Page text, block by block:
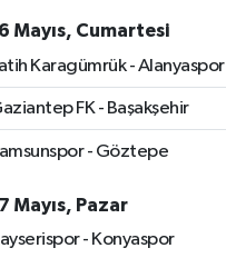
Mayıs, Cumartesi
Karagümrük - Alanyaspor
FK - Başakşehir
- Göztepe
Mayıs, Pazar
- Konyaspor